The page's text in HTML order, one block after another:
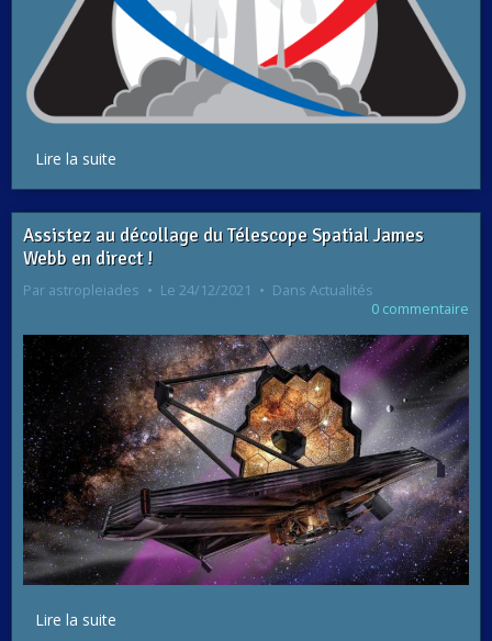
Lire la suite
Assistez au décollage du Télescope Spatial James
Webb en direct !
Par astropleiades Le 24/12/2021 Dans Actualités
0 commentaire
Lire la suite